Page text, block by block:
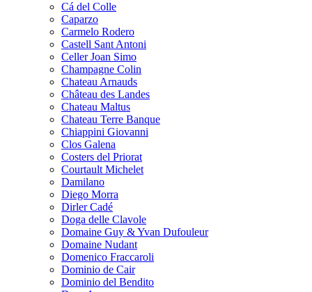
Cá del Colle
Caparzo
Carmelo Rodero
Castell Sant Antoni
Celler Joan Simo
Champagne Colin
Chateau Arnauds
Château des Landes
Chateau Maltus
Chateau Terre Banque
Chiappini Giovanni
Clos Galena
Costers del Priorat
Courtault Michelet
Damilano
Diego Morra
Dirler Cadé
Doga delle Clavole
Domaine Guy & Yvan Dufouleur
Domaine Nudant
Domenico Fraccaroli
Dominio de Cair
Dominio del Bendito